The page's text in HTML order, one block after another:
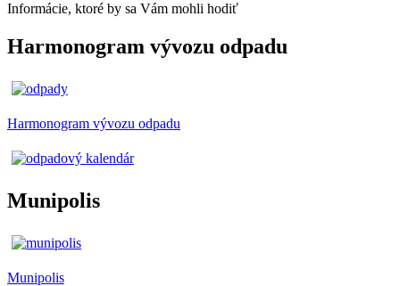
Informácie, ktoré by sa Vám mohli hodiť
Harmonogram vývozu odpadu
Harmonogram vývozu odpadu
Munipolis
Munipolis